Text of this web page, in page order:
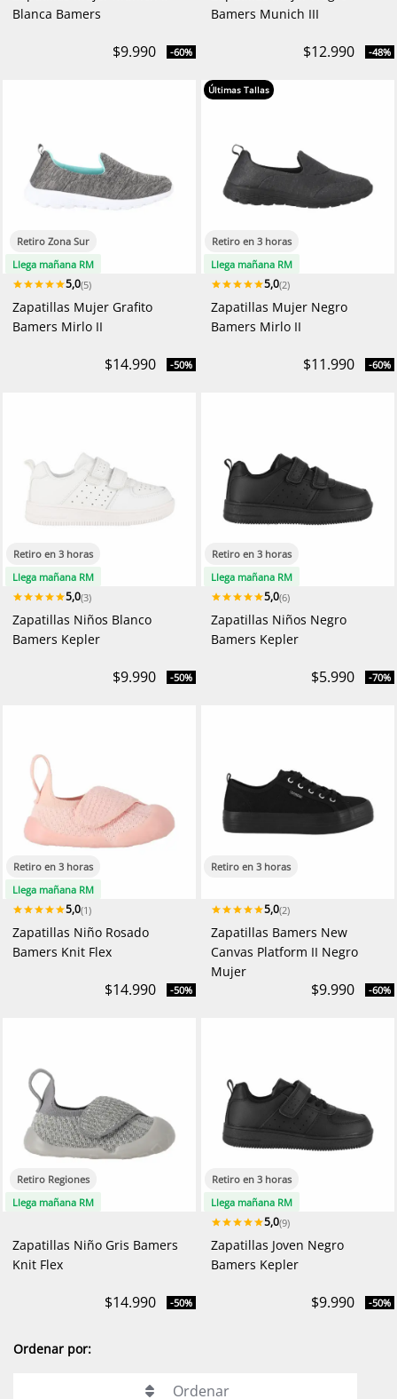
Blanca Bamers
$9.990 -60%
Bamers Munich III
$12.990 -48%
Retiro Zona Sur
Llega mañana RM
5,0(5)
Zapatillas Mujer Grafito
Bamers Mirlo II
$14.990 -50%
Últimas Tallas
Retiro en 3 horas
Llega mañana RM
5,0(2)
Zapatillas Mujer Negro
Bamers Mirlo II
$11.990 -60%
Retiro en 3 horas
Llega mañana RM
5,0(3)
Zapatillas Niños Blanco
Bamers Kepler
$9.990 -50%
Retiro en 3 horas
Llega mañana RM
5,0(6)
Zapatillas Niños Negro
Bamers Kepler
$5.990 -70%
Retiro en 3 horas
Llega mañana RM
5,0(1)
Zapatillas Niño Rosado
Bamers Knit Flex
$14.990 -50%
Retiro en 3 horas
5,0(2)
Zapatillas Bamers New
Canvas Platform II Negro
Mujer
$9.990 -60%
Retiro Regiones
Llega mañana RM
Zapatillas Niño Gris Bamers
Knit Flex
$14.990 -50%
Retiro en 3 horas
Llega mañana RM
5,0(9)
Zapatillas Joven Negro
Bamers Kepler
$9.990 -50%
Ordenar por:
Ordenar